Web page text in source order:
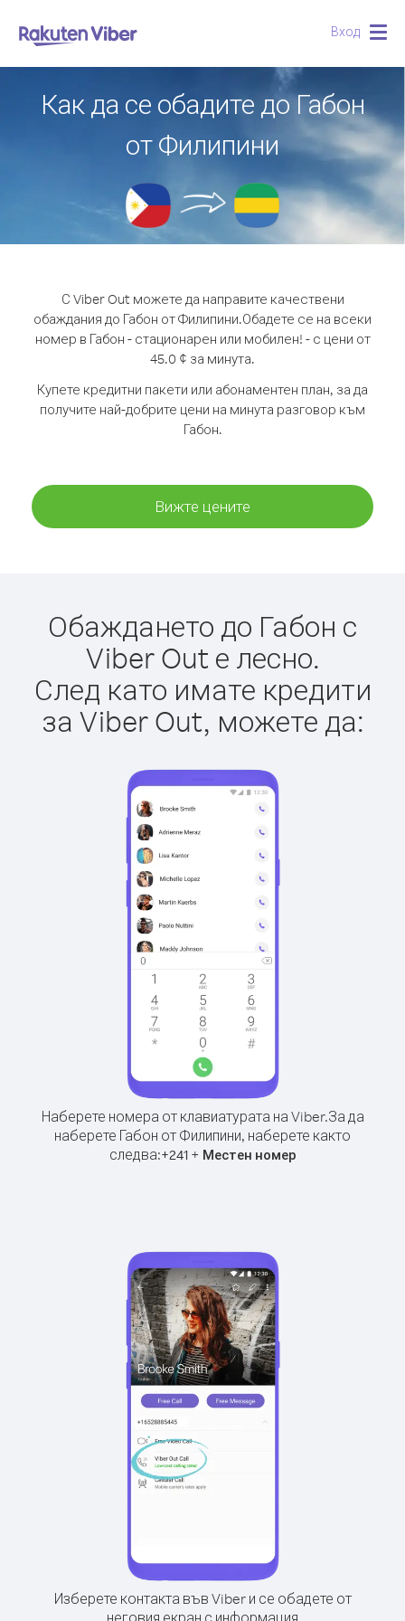
Вход
Как да се обадите до Габон
от Филипини
С Viber Out можете да направите качествени
обаждания до Габон от Филипини.Обадете се на всеки
номер в Габон - стационарен или мобилен! - с цени от
45.0 ¢ за минута.
Купете кредитни пакети или абонаментен план, за да
получите най-добрите цени на минута разговор към
Габон.
Вижте цените
Обаждането до Габон с
Viber Out е лесно.
След като имате кредити
за Viber Out, можете да:
Наберете номера от клавиатурата на Viber.За да
наберете Габон от Филипини, наберете както
следва:+241+ Местен номер
Изберете контакта във Viber и се обадете от
неговия екран с информация